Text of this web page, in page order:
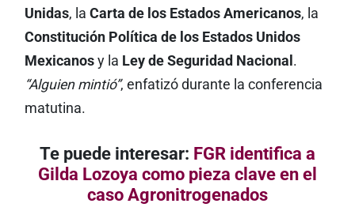
Unidas, la Carta de los Estados Americanos, la
Constitución Política de los Estados Unidos
Mexicanosy la Ley de Seguridad Nacional .
“Alguien mintió”, enfatizó durante la conferencia
matutina.
Te puede interesar: FGR identifica a
Gilda Lozoya como pieza clave en el
caso Agronitrogenados